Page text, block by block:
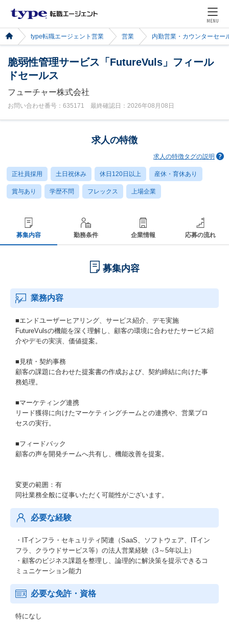
MENU
type転職エージェント営業 営業 内勤営業・カウンターセー
脆弱性管理サービス「FutureVuls」フィール
ドセールス
フューチャー株式会社
お問い合わせ番号：635171 最終確認日：2026年08月08日
求人の特徴
求人の特徴タグの説明
正社員採用 土日祝休み 休日120日以上 産休・育休あり
賞与あり 学歴不問 フレックス 上場企業
募集内容 勤務条件 企業情報 応募の流れ
募集内容
業務内容
■エンドユーザーヒアリング、サービス紹介、デモ実施
FutureVulsの機能を深く理解し、顧客の環境に合わせたサービス紹
介やデモの実演、価値提案。
■見積・契約事務
顧客の課題に合わせた提案書の作成および、契約締結に向けた事
務処理。
■マーケティング連携
リード獲得に向けたマーケティングチームとの連携や、営業プロ
セスの実行。
■フィードバック
顧客の声を開発チームへ共有し、機能改善を提案。
変更の範囲：有
同社業務全般に従事いただく可能性がございます。
必要な経験
・ITインフラ・セキュリティ関連（SaaS、ソフトウェア、ITイン
フラ、クラウドサービス等）の法人営業経験（3～5年以上）
・顧客のビジネス課題を整理し、論理的に解決策を提示できるコ
ミュニケーション能力
必要な免許・資格
特になし